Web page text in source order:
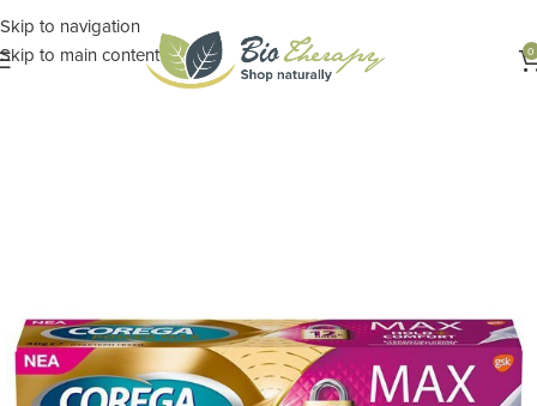
Skip to navigation
Skip to main content
0